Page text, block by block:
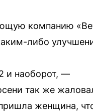
компанию
либо
и наоборот, —
так же
женщина,